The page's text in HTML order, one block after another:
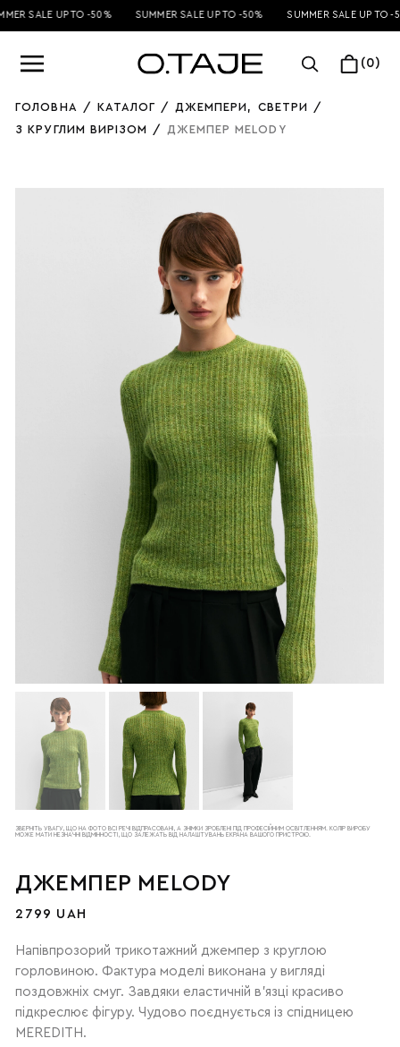
SALE UP TO -50% SUMMER SALE UP TO -50% SUMMER SALE UP TO -
(0)
ГОЛОВНА / КАТАЛОГ / ДЖЕМПЕРИ , СВЕТРИ /
З КРУГЛИМ ВИРІЗОМ / ДЖЕМПЕР MELODY
ЗВЕРНІТЬ УВАГУ, ЩО НА ФОТО ВСІ РЕЧІ ВІДПРАСОВАНІ, А ЗНІМКИ ЗРОБЛЕНІ ПІД ПРОФЕСІЙНИМ ОСВІТЛЕННЯМ. КОЛІР ВИРОБУ
МОЖЕ МАТИ НЕЗНАЧНІ ВІДМІННОСТІ, ЩО ЗАЛЕЖАТЬ ВІД НАЛАШТУВАНЬ ЕКРАНА ВАШОГО ПРИСТРОЮ.
ДЖЕМПЕР MELODY
2799 UAH
Напівпрозорий трикотажний джемпер з круглою
горловиною. Фактура моделі виконана у вигляді
поздовжніх смуг. Завдяки еластичній в’язці красиво
підкреслює фігуру. Чудово поєднується із спідницею
MEREDITH.